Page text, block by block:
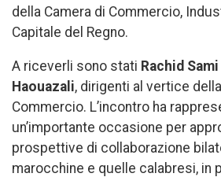
della Camera di Commercio,
Capitale del Regno.
A riceverli sono stati Rachid Sami
Haouazali, dirigenti al vertice
Commercio. L’incontro ha
un’importante occasione per
prospettive di collaborazione
marocchine e quelle calabresi, in